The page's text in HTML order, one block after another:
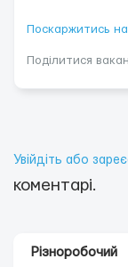
Поскаржитись
Поділитися
Увійдіть або
коментарі.
Різноробочий